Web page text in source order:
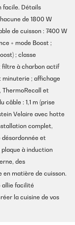
facile. Détails
de 1800 W
de cuisson : 7400 W
+ mode Boost ;
; classe
filtre à charbon actif
minuterie ; affichage
ThermoRecall et
: 1,1 m (prise
Velaire avec hotte
complet,
désordonnée et
à induction
des
matière de cuisson.
allie facilité
la cuisine de vos